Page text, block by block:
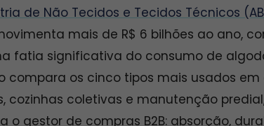
de Não Tecidos e Tecidos Técnicos
mais de R$ 6 bilhões ao ano,
fatia significativa do consumo de
compara os cinco tipos mais usados
cozinhas coletivas e manutenção
gestor de compras B2B: absorção,